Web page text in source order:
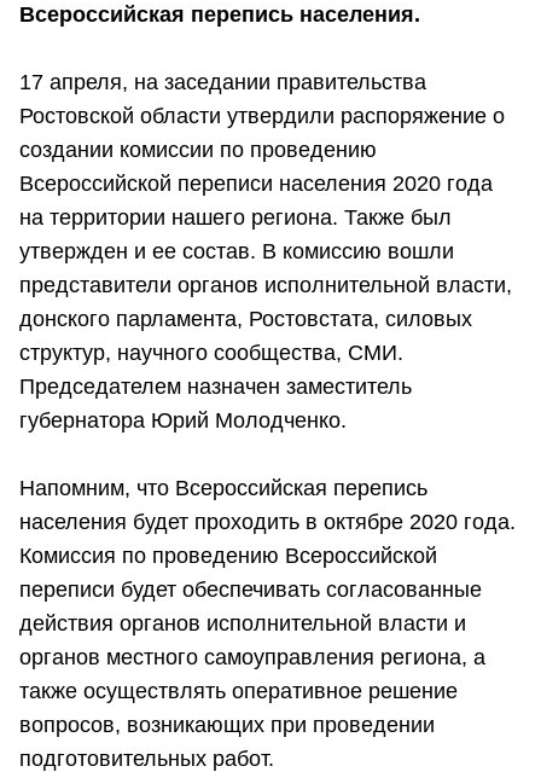
Всероссийская перепись населения.
17 апреля, на заседании правительства
Ростовской области утвердили распоряжение о
создании комиссии по проведению
Всероссийской переписи населения 2020 года
на территории нашего региона. Также был
утвержден и ее состав. В комиссию вошли
представители органов исполнительной власти,
донского парламента, Ростовстата, силовых
структур, научного сообщества, СМИ.
Председателем назначен заместитель
губернатора Юрий Молодченко.
Напомним, что Всероссийская перепись
населения будет проходить в октябре 2020 года.
Комиссия по проведению Всероссийской
переписи будет обеспечивать согласованные
действия органов исполнительной власти и
органов местного самоуправления региона, а
также осуществлять оперативное решение
вопросов, возникающих при проведении
подготовительных работ.